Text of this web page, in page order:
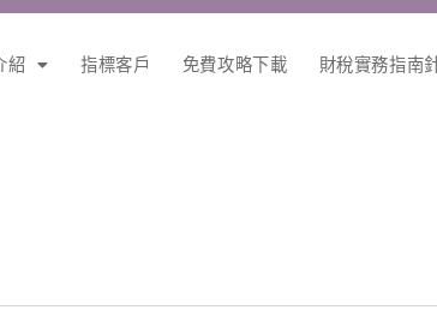
紹 指標客戶 免費攻略下載 財稅實務指南